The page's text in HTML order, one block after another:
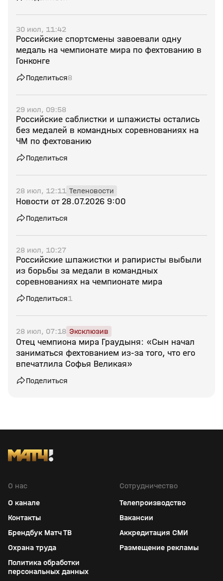
30 июл, 11:42
Российские спортсмены завоевали одну
медаль на чемпионате мира по фехтованию в
Гонконге
Поделиться8
29 июл, 09:58
Российские саблистки и шпажисты остались
без медалей в командных соревнованиях на
ЧМ по фехтованию
Поделиться
28 июл, 12:11 Теленовости
Новости от 28.07.2026 9:00
Поделиться
28 июл, 10:27
Российские шпажистки и рапиристы выбыли
из борьбы за медали в командных
соревнованиях на чемпионате мира
Поделиться1
28 июл, 07:18 Эксклюзив
Отец чемпиона мира Граудыня: «Сын начал
заниматься фехтованием из‑за того, что его
впечатлила Софья Великая»
Поделиться
О нас
О канале
Контакты
Брендбук Матч ТВ
Охрана труда
Политика обработки
персональных данных
Сотрудничество
Телепроизводство
Вакансии
Аккредитация СМИ
Размещение рекламы